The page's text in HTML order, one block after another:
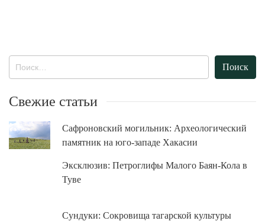
Свежие статьи
Сафроновский могильник: Археологический
памятник на юго-западе Хакасии
Эксклюзив: Петроглифы Малого Баян-Кола в
Туве
Сундуки: Сокровища тагарской культуры